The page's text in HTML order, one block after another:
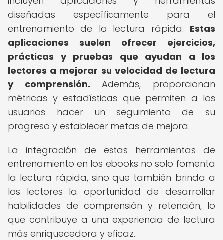
diseñadas específicamente para el
entrenamiento de la lectura rápida. Estas
aplicaciones suelen ofrecer ejercicios,
prácticas y pruebas que ayudan a los
lectores a mejorar su velocidad de lectura
y comprensión. Además, proporcionan
métricas y estadísticas que permiten a los
usuarios hacer un seguimiento de su
progreso y establecer metas de mejora.
La integración de estas herramientas de
entrenamiento en los ebooks no solo fomenta
la lectura rápida, sino que también brinda a
los lectores la oportunidad de desarrollar
habilidades de comprensión y retención, lo
que contribuye a una experiencia de lectura
más enriquecedora y eficaz.